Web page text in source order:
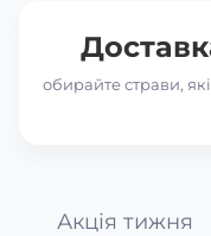
обирайте страви,
Акція тижня